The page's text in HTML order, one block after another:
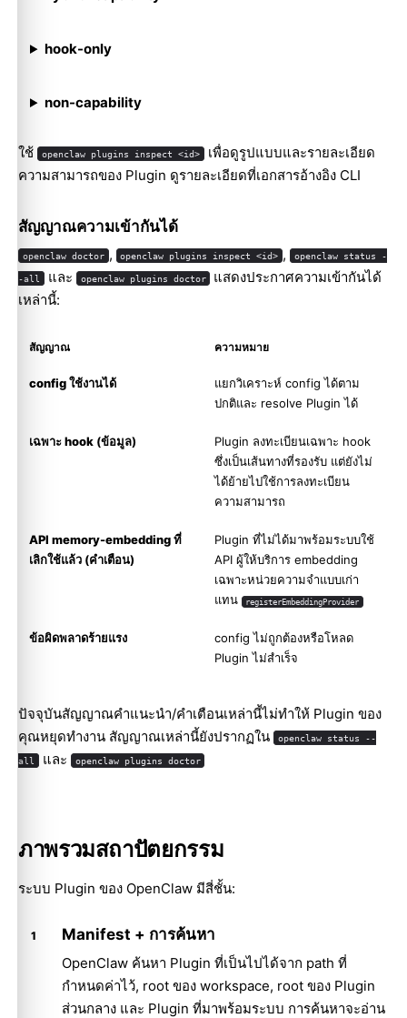
hook-only
non-capability
ใช้ openclaw plugins inspect <id> เพื่อดูรูปแบบและรายละเอียด
ความสามารถของ Plugin ดูรายละเอียดที่เอกสารอ้างอิง CLI
สัญญาณความเข้ากันได้
openclaw doctor , openclaw plugins inspect <id> , openclaw status -
-all และ openclaw plugins doctor
แสดงประกาศความเข้ากันได้
เหล่านี้:
สัญญาณ ความหมาย
config ใช้งานได้
แยกวิเคราะห์ config ได้ตาม
ปกติและ resolve Plugin ได้
เฉพาะ hook (ข้อมูล)
Plugin ลงทะเบียนเฉพาะ hook
ซึ่งเป็นเส้นทางที่รองรับ แต่ยังไม่
ได้ย้ายไปใช้การลงทะเบียน
ความสามารถ
API memory-embedding ที่
เลิกใช้แล้ว (คำเตือน)
Plugin ที่ไม่ได้มาพร้อมระบบใช้
API ผู้ให้บริการ embedding
เฉพาะหน่วยความจำแบบเก่า
แทน
registerEmbeddingProvider
ข้อผิดพลาดร้ายแรง
config ไม่ถูกต้องหรือโหลด
Plugin ไม่สำเร็จ
ปัจจุบันสัญญาณคำแนะนำ/คำเตือนเหล่านี้ไม่ทำให้ Plugin ของ
คุณหยุดทำงาน สัญญาณเหล่านี้ยังปรากฏใน
openclaw status --
all และ openclaw plugins doctor
ภาพรวมสถาปัตยกรรม
ระบบ Plugin ของ OpenClaw มีสี่ชั้น:
Manifest + การค้นหา
OpenClaw ค้นหา Plugin ที่เป็นไปได้จาก path ที่
กำหนดค่าไว้, root ของ workspace, root ของ Plugin
ส่วนกลาง และ Plugin ที่มาพร้อมระบบ การค้นหาจะอ่าน